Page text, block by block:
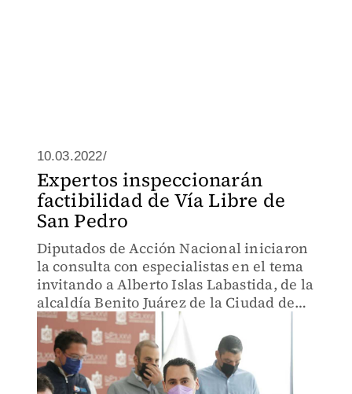
10.03.2022/
Expertos inspeccionarán
factibilidad de Vía Libre de
San Pedro
Diputados de Acción Nacional iniciaron
la consulta con especialistas en el tema
invitando a Alberto Islas Labastida, de la
alcaldía Benito Juárez de la Ciudad de
México.